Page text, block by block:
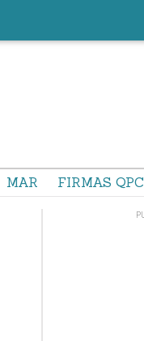
MAR FIRMAS QPC